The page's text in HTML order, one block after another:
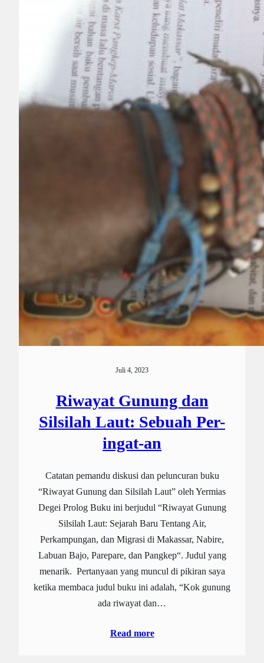
Juli 4, 2023
Riwayat Gunung dan
Silsilah Laut: Sebuah Per-
ingat-an
Catatan pemandu diskusi dan peluncuran buku
“Riwayat Gunung dan Silsilah Laut” oleh Yermias
Degei Prolog Buku ini berjudul “Riwayat Gunung
Silsilah Laut: Sejarah Baru Tentang Air,
Perkampungan, dan Migrasi di Makassar, Nabire,
Labuan Bajo, Parepare, dan Pangkep“. Judul yang
menarik. Pertanyaan yang muncul di pikiran saya
ketika membaca judul buku ini adalah, “Kok gunung
ada riwayat dan…
Read more